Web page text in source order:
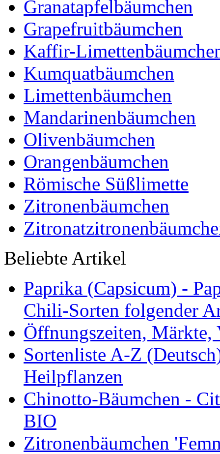
Granatapfelbäumchen
Grapefruitbäumchen
Kaffir-
Kumquatbäumchen
Limettenbäumchen
Mandarinenbäumchen
Olivenbäumchen
Orangenbäumchen
Römische Süßlimette
Zitronenbäumchen
Beliebte Artikel
Paprika (Capsicum) -
Chili-Sorten folgender
Öffnungszeiten, Märkte,
Sortenliste A-Z
Heilpflanzen
Chinotto-Bäumchen -
BIO
Zitronenbäumchen